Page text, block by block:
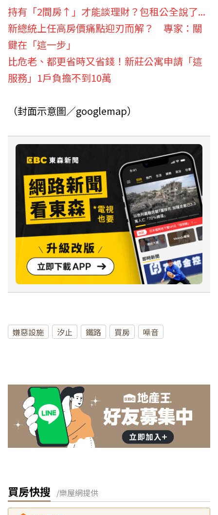
持有「2間房↑」才能談理財？包租公全說了...
新總統上任高房價痛點迎刃而解？ 專家：關
鍵在「這一步」
比危老、都更省時又省錢！新莊公寓申請「這
服務」1戶負擔不到10萬
（封面示意圖／googlemap）
嫌惡設施 汐止 鐵路 買房 噪音
買房快搜 /樂屋網提供